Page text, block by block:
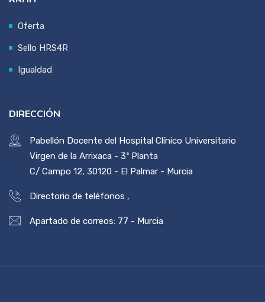
Oferta
Sello HRS4R
Igualdad
DIRECCIÓN
Pabellón Docente del Hospital Clínico Universitario
Virgen de la Arrixaca - 3ª Planta
C/ Campo 12, 30120 - El Palmar - Murcia
Directorio de teléfonos ,
Apartado de correos: 77 - Murcia